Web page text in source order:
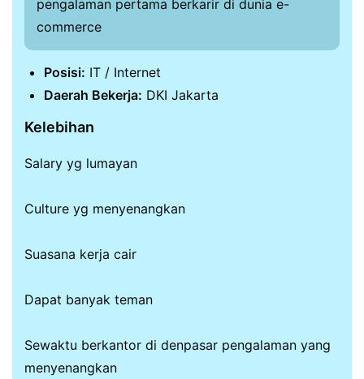
pengalaman pertama berkarir di dunia e-
commerce
Posisi: IT / Internet
Daerah Bekerja: DKI Jakarta
Kelebihan
Salary yg lumayan
Culture yg menyenangkan
Suasana kerja cair
Dapat banyak teman
Sewaktu berkantor di denpasar pengalaman yang
menyenangkan